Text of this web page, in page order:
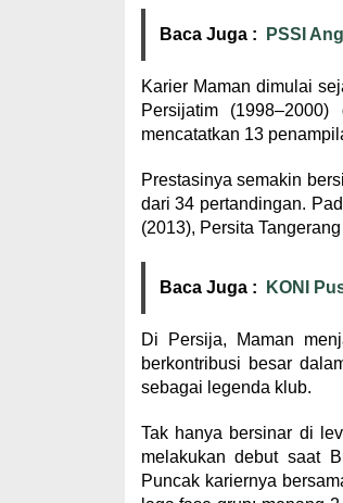
Baca Juga : PSSI
Karier Maman dimulai
Persijatim
mencatatkan 13
Prestasinya semakin
dari 34 pertandingan.
(2013), Persita
Baca Juga : KONI
Di Persija, Maman
berkontribusi besar
sebagai legenda klub.
Tak hanya bersinar di
melakukan debut saat
Puncak kariernya